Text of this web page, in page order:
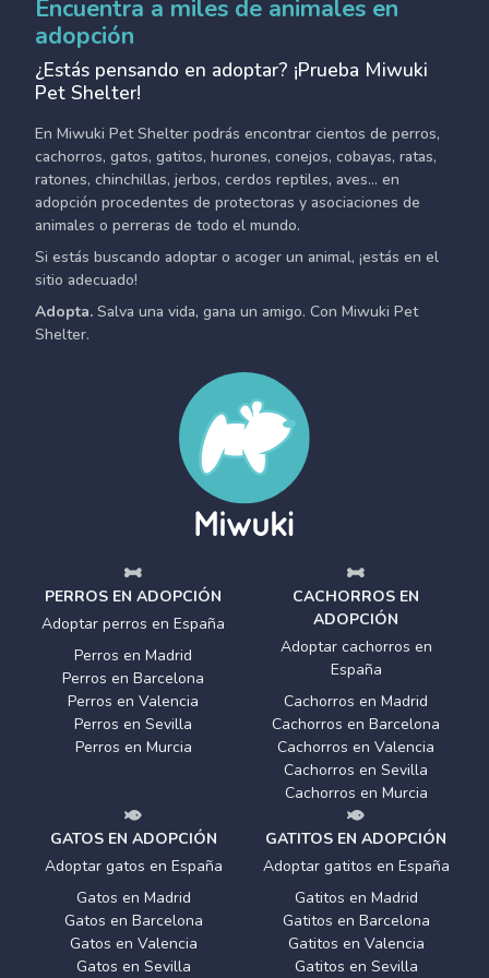
Encuentra a miles de animales en
adopción
¿Estás pensando en adoptar? ¡Prueba Miwuki
Pet Shelter!
En Miwuki Pet Shelter podrás encontrar cientos de perros,
cachorros, gatos, gatitos, hurones, conejos, cobayas, ratas,
ratones, chinchillas, jerbos, cerdos reptiles, aves... en
adopción procedentes de protectoras y asociaciones de
animales o perreras de todo el mundo.
Si estás buscando adoptar o acoger un animal, ¡estás en el
sitio adecuado!
Adopta. Salva una vida, gana un amigo. Con Miwuki Pet
Shelter.
PERROS EN ADOPCIÓN
Adoptar perros en España
Perros en Madrid
Perros en Barcelona
Perros en Valencia
Perros en Sevilla
Perros en Murcia
CACHORROS EN
ADOPCIÓN
Adoptar cachorros en
España
Cachorros en Madrid
Cachorros en Barcelona
Cachorros en Valencia
Cachorros en Sevilla
Cachorros en Murcia
GATOS EN ADOPCIÓN
Adoptar gatos en España
Gatos en Madrid
Gatos en Barcelona
Gatos en Valencia
Gatos en Sevilla
GATITOS EN ADOPCIÓN
Adoptar gatitos en España
Gatitos en Madrid
Gatitos en Barcelona
Gatitos en Valencia
Gatitos en Sevilla